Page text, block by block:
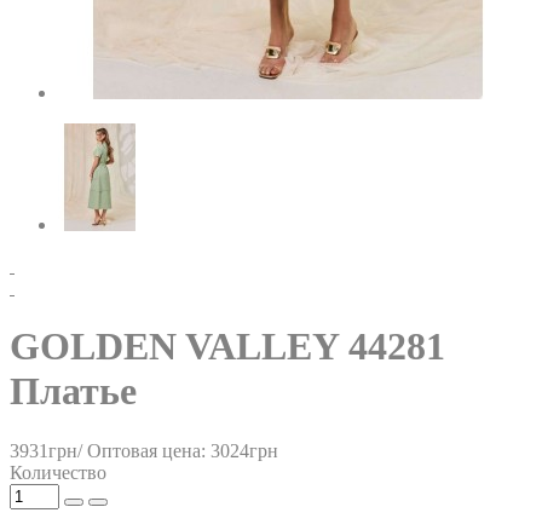
GOLDEN VALLEY 44281
Платье
3931грн/ Оптовая цена: 3024грн
Количество